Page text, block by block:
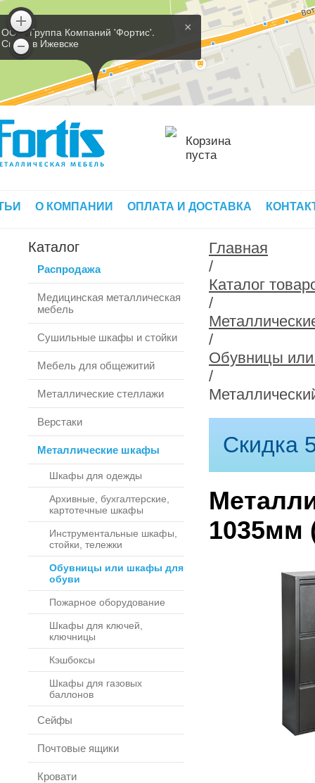
×
ООО 'Группа Компаний 'Фортис'.
Склад в Ижевске
Корзина
пуста
О КОМПАНИИ ОПЛАТА И ДОСТАВКА
Каталог
Распродажа
Медицинская металлическая
мебель
Сушильные шкафы и стойки
Мебель для общежитий
Металлические стеллажи
Верстаки
Металлические шкафы
Шкафы для одежды
Архивные, бухгалтерские,
картотечные шкафы
Инструментальные шкафы,
стойки, тележки
Обувницы или шкафы для
обуви
Пожарное оборудование
Шкафы для ключей,
ключницы
Кэшбоксы
Шкафы для газовых
баллонов
Сейфы
Почтовые ящики
Кровати
Главная
/
Каталог
/
/
Обувницы
/
Скидка
1035мм